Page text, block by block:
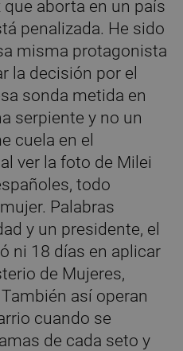
aborta en un país
penalizada. He sido
misma protagonista
la decisión por el
sonda metida en
serpiente y no un
cuela en el
ver la foto de Milei
todo
Palabras
y un presidente, el
ni 18 días en aplicar
de Mujeres,
así operan
cuando se
de cada seto y